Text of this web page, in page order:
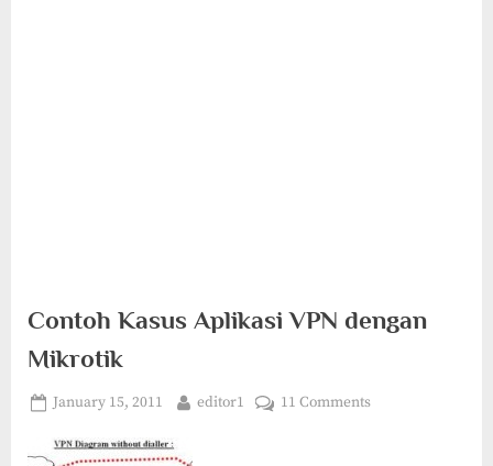
Contoh Kasus Aplikasi VPN dengan
Mikrotik
Posted
January 15, 2011 By
editor1 11 Commentson